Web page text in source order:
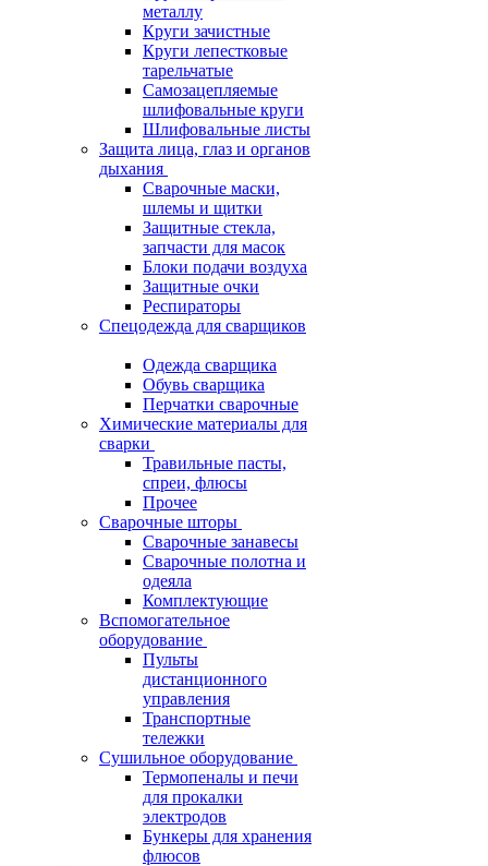
металлу
Круги зачистные
Круги лепестковые
тарельчатые
Самозацепляемые
шлифовальные круги
Шлифовальные листы
Защита лица, глаз и органов
дыхания
Сварочные маски,
шлемы и щитки
Защитные стекла,
запчасти для масок
Блоки подачи воздуха
Защитные очки
Респираторы
Спецодежда для сварщиков
Одежда сварщика
Обувь сварщика
Перчатки сварочные
Химические материалы для
сварки
Травильные пасты,
спреи, флюсы
Прочее
Сварочные шторы
Сварочные занавесы
Сварочные полотна и
одеяла
Комплектующие
Вспомогательное
оборудование
Пульты
дистанционного
управления
Транспортные
тележки
Сушильное оборудование
Термопеналы и печи
для прокалки
электродов
Бункеры для хранения
флюсов